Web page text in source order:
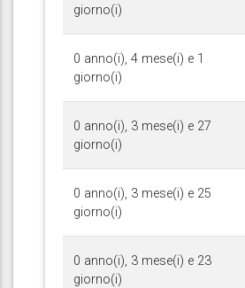
giorno(i)
0 anno(i), 4 mese(i) e 1
giorno(i)
0 anno(i), 3 mese(i) e 27
giorno(i)
0 anno(i), 3 mese(i) e 25
giorno(i)
0 anno(i), 3 mese(i) e 23
giorno(i)